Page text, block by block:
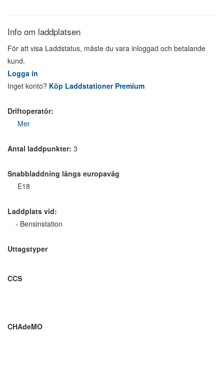
Info om laddplatsen
För att visa Laddstatus, måste du vara inloggad och betalande
kund.
Logga in
Inget konto? Köp Laddstationer Premium
Driftoperatör:
Mer
Antal laddpunkter: 3
Snabbladdning längs europaväg
E18
Laddplats vid:
- Bensinstation
Uttagstyper
CCS
CHAdeMO